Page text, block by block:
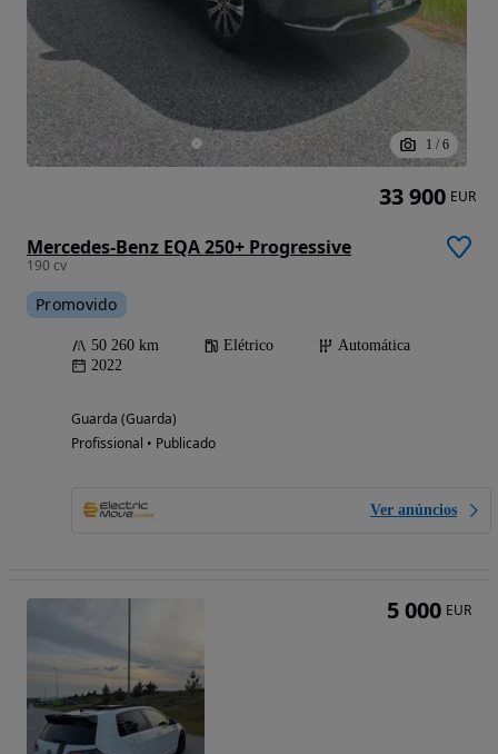
1 / 6
Mercedes-Benz EQA 250+ Progressive
190 cv
Promovido
50 260 km Elétrico
Automática
2022
Guarda (Guarda)
Profissional • Publicado
Ver anúncios
33 900 EUR
5 000 EUR